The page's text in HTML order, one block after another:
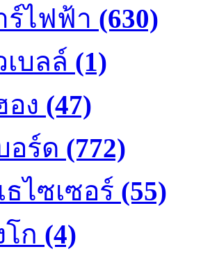
ร์ไฟฟ้า (630)
เบลล์ (1)
อง (47)
อร์ด (772)
ไซเซอร์ (55)
ก (4)